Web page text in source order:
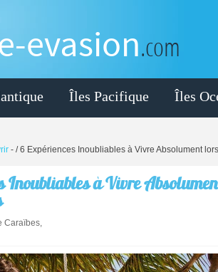
evasion.com
Îles Pacifique Îles
- / 6 Expériences Inoubliables à Vivre Absolument
Inoubliables à Vivre
Caraïbes,